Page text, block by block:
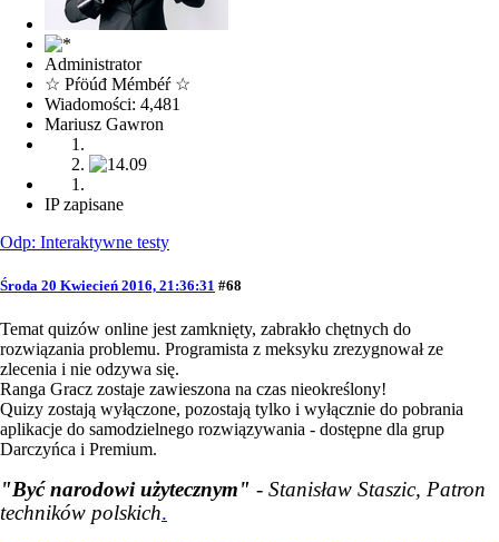
Administrator
☆ Pŕöúđ Mémbéŕ ☆
Wiadomości: 4,481
Mariusz Gawron
IP zapisane
Odp: Interaktywne testy
Środa 20 Kwiecień 2016, 21:36:31 #68
Temat quizów online jest zamknięty, zabrakło chętnych do
rozwiązania problemu. Programista z meksyku zrezygnował ze
zlecenia i nie odzywa się.
Ranga Gracz zostaje zawieszona na czas nieokreślony!
Quizy zostają wyłączone, pozostają tylko i wyłącznie do pobrania
aplikacje do samodzielnego rozwiązywania - dostępne dla grup
Darczyńca i Premium.
"Być narodowi użytecznym" - Stanisław Staszic, Patron
techników polskich.